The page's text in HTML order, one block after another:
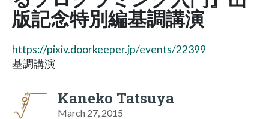
版記念特別編基調講演
https://pixiv.doorkeeper.jp/events/22399
基調講演
Kaneko Tatsuya
March 27, 2015